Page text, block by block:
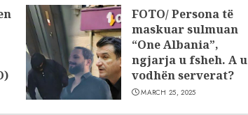
FOTO/ Persona të
maskuar sulmuan
“One Albania”,
ngjarja u fsheh. A u
vodhën serverat?
MARCH 25, 2025